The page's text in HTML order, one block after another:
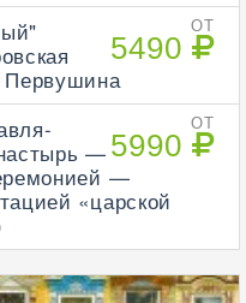
ОТ
5490
Первушина
ОТ
5990
—
—
«царской